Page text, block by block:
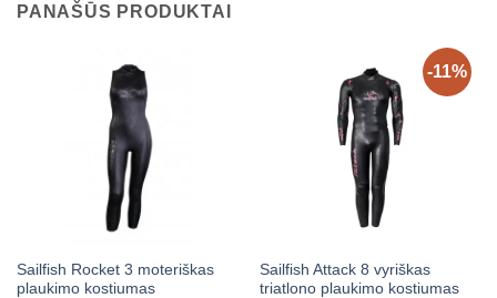
PANAŠŪS PRODUKTAI
Sailfish Rocket 3 moteriškas
plaukimo kostiumas
-11%
Sailfish Attack 8 vyriškas
triatlono plaukimo kostiumas